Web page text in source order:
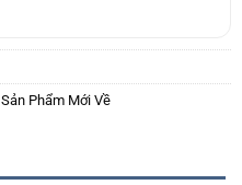
Sản Phẩm Mới Về